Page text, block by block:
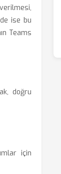
ise bu
Teams
doğru
için